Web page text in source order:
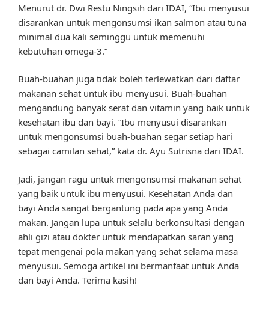
Menurut dr. Dwi Restu Ningsih dari IDAI, “Ibu menyusui
disarankan untuk mengonsumsi ikan salmon atau tuna
minimal dua kali seminggu untuk memenuhi
kebutuhan omega-3.”
Buah-buahan juga tidak boleh terlewatkan dari daftar
makanan sehat untuk ibu menyusui. Buah-buahan
mengandung banyak serat dan vitamin yang baik untuk
kesehatan ibu dan bayi. “Ibu menyusui disarankan
untuk mengonsumsi buah-buahan segar setiap hari
sebagai camilan sehat,” kata dr. Ayu Sutrisna dari IDAI.
Jadi, jangan ragu untuk mengonsumsi makanan sehat
yang baik untuk ibu menyusui. Kesehatan Anda dan
bayi Anda sangat bergantung pada apa yang Anda
makan. Jangan lupa untuk selalu berkonsultasi dengan
ahli gizi atau dokter untuk mendapatkan saran yang
tepat mengenai pola makan yang sehat selama masa
menyusui. Semoga artikel ini bermanfaat untuk Anda
dan bayi Anda. Terima kasih!